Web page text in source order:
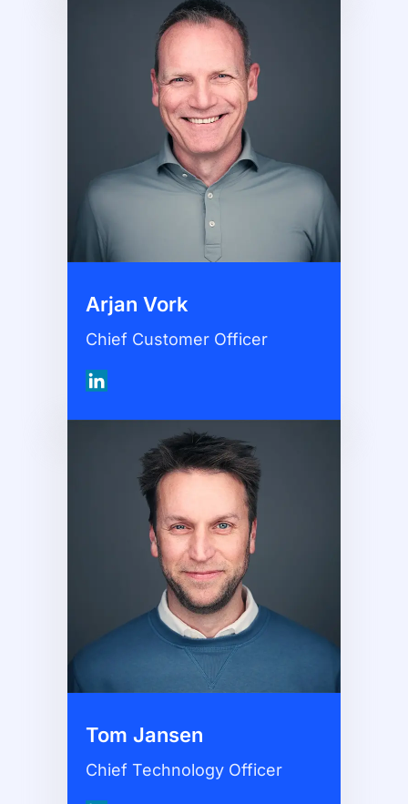
Arjan Vork
Chief Customer Officer
Tom Jansen
Chief Technology Officer